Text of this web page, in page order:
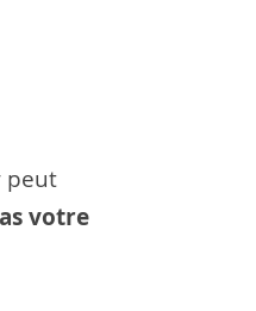
peut
votre